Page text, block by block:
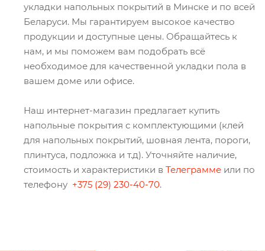
укладки напольных покрытий в Минске и по всей
Беларуси. Мы гарантируем высокое качество
продукции и доступные цены. Обращайтесь к
нам, и мы поможем вам подобрать всё
необходимое для качественной укладки пола в
вашем доме или офисе.
Наш интернет-магазин предлагает купить
напольные покрытия с комплектующими (клей
для напольных покрытий, шовная лента, пороги,
плинтуса, подложка и т.д). Уточняйте наличие,
стоимость и характеристики в Телеграмме или по
телефону +375 (29) 230-40-70.